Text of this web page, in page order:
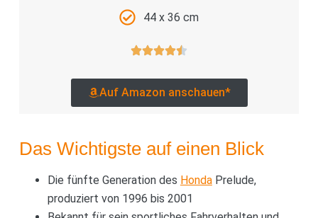
44 x 36 cm
Auf Amazon anschauen*
Das Wichtigste auf einen Blick
Die fünfte Generation des HondaPrelude,
produziert von 1996 bis 2001